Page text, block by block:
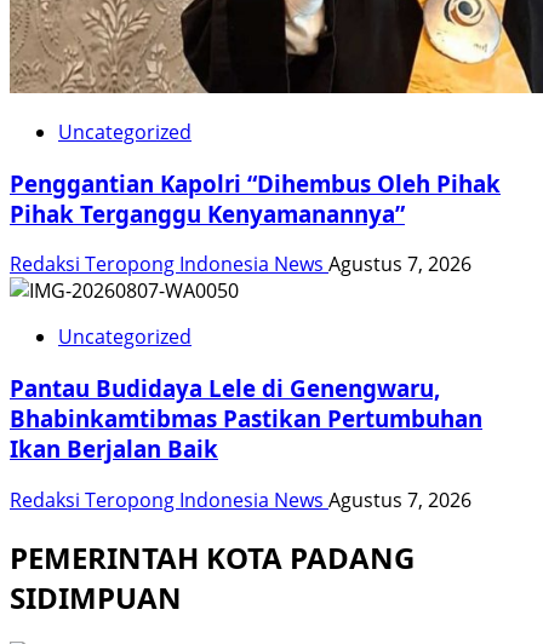
Uncategorized
Penggantian Kapolri “Dihembus Oleh Pihak
Pihak Terganggu Kenyamanannya”
Redaksi Teropong Indonesia News Agustus 7, 2026
Uncategorized
Pantau Budidaya Lele di Genengwaru,
Bhabinkamtibmas Pastikan Pertumbuhan
Ikan Berjalan Baik
Redaksi Teropong Indonesia News Agustus 7, 2026
PEMERINTAH KOTA PADANG
SIDIMPUAN